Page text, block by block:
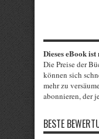
Dieses eBook
Die Preise der
können sich
mehr zu
abonnieren, der
BESTE